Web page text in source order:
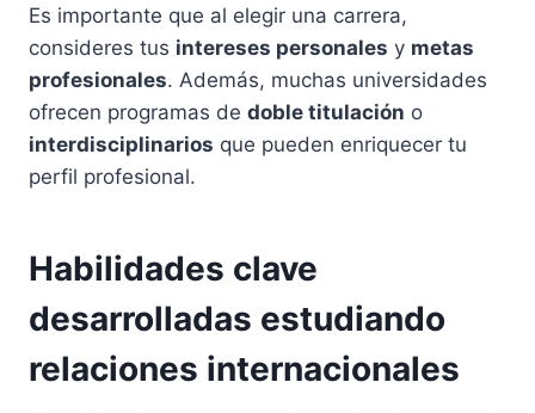
Es importante que al elegir una carrera,
consideres tus intereses personales y metas
profesionales. Además, muchas universidades
ofrecen programas de doble titulación o
interdisciplinarios que pueden enriquecer tu
perfil profesional.
Habilidades clave
desarrolladas estudiando
relaciones internacionales